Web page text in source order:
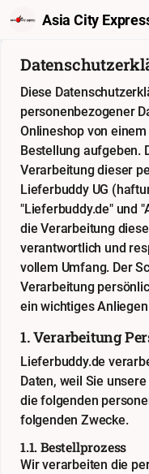
Asia City
Diese
personenbezogener
Onlineshop von
Bestellung aufgeben.
Verarbeitung dieser
Lieferbuddy UG
"Lieferbuddy.de" und
die Verarbeitung
verantwortlich und
vollem Umfang. Der
Verarbeitung
ein wichtiges
1. Verarbeitung
Lieferbuddy.de
Daten, weil Sie
die folgenden
folgenden Zwecke.
1.1. Bestellprozess
Wir verarbeiten die